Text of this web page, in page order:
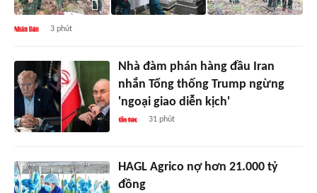
3 phút
Nhà đàm phán hàng đầu Iran
nhắn Tổng thống Trump ngừng
'ngoại giao diễn kịch'
31 phút
HAGL Agrico nợ hơn 21.000 tỷ
đồng